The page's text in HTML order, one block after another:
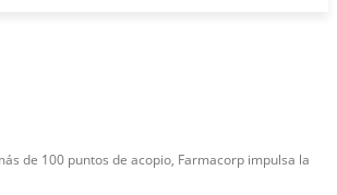
de 100 puntos de acopio, Farmacorp impulsa la